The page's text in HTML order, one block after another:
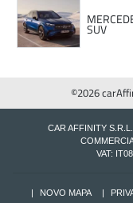
SUV
©2026
CAR AFFINITY
VAT:
NOVO MAPA